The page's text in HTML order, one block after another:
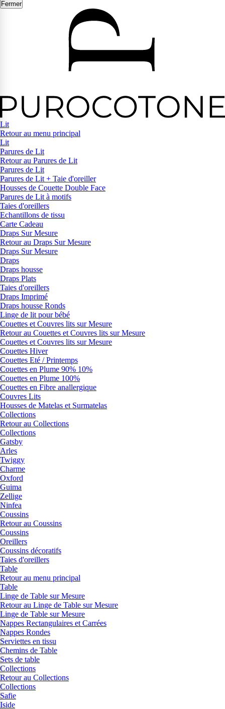
Fermer
Lit
Retour au menu principal
Lit
Parures de Lit
Retour au Parures de Lit
Parures de Lit
Parures de Lit + Taie d'oreiller
Housses de Couette Double Face
Parures de Lit à motifs
Taies d'oreillers
Echantillons de tissu
Carte Cadeau
Draps Sur Mesure
Retour au Draps Sur Mesure
Draps Sur Mesure
Draps
Draps housse
Draps Plats
Taies d'oreillers
Draps Imprimé
Draps housse Ronds
Linge de lit pour bébé
Couettes et Couvres lits sur Mesure
Retour au Couettes et Couvres lits sur Mesure
Couettes et Couvres lits sur Mesure
Couettes Hiver
Couettes Eté / Printemps
Couettes en Plume 90% 10%
Couettes en Plume 100%
Couettes en Fibre anallergique
Couvres Lits
Housses de Matelas et Surmatelas
Collections
Retour au Collections
Collections
Gatsby
Arles
Twiggy
Charme
Oxford
Guima
Zellige
Ninfea
Coussins
Retour au Coussins
Coussins
Oreillers
Coussins décoratifs
Taies d'oreillers
Table
Retour au menu principal
Table
Linge de Table sur Mesure
Retour au Linge de Table sur Mesure
Linge de Table sur Mesure
Nappes Rectangulaires et Carrées
Nappes Rondes
Serviettes en tissu
Chemins de Table
Sets de table
Collections
Retour au Collections
Collections
Safie
Iside